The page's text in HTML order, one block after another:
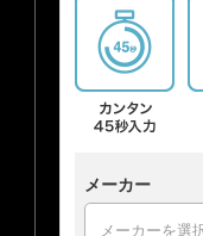
メーカー